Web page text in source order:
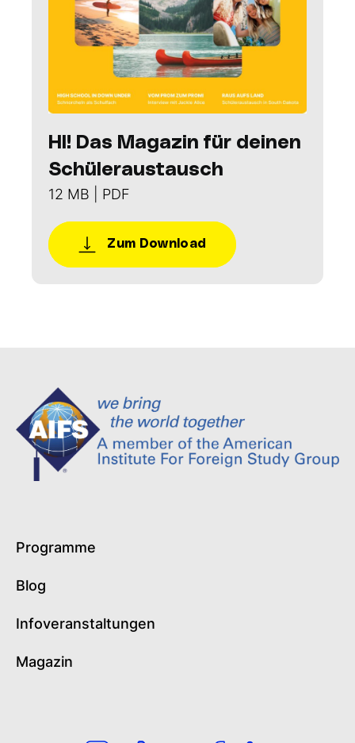
HI! Das Magazin für deinen
Schüleraustausch
12 MB | PDF
Zum Download
Programme
Blog
Infoveranstaltungen
Magazin